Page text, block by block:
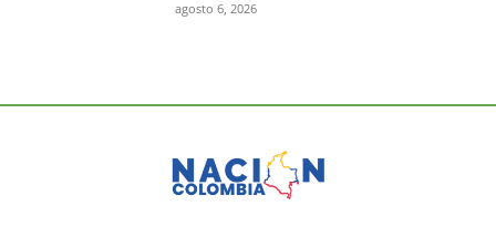
agosto 6, 2026